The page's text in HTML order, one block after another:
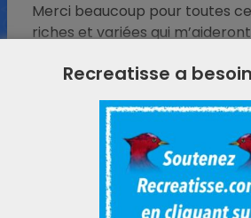
Merci beaucoup pour toutes
riches et variées qui
période !
Puissant dit :
5 décembre 2022 à 6 h 40 min
Bravo et merci pour le
Recreatisse a